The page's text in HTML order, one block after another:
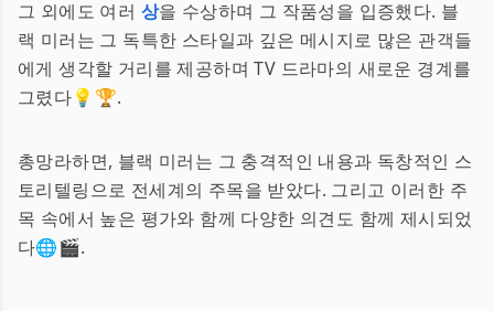
그 외에도 여러 상을 수상하며 그 작품성을 입증했다. 블
랙 미러는 그 독특한 스타일과 깊은 메시지로 많은 관객들
에게 생각할 거리를 제공하며 TV 드라마의 새로운 경계를
그렸다💡🏆.
총망라하면, 블랙 미러는 그 충격적인 내용과 독창적인 스
토리텔링으로 전세계의 주목을 받았다. 그리고 이러한 주
목 속에서 높은 평가와 함께 다양한 의견도 함께 제시되었
다🌐🎬.